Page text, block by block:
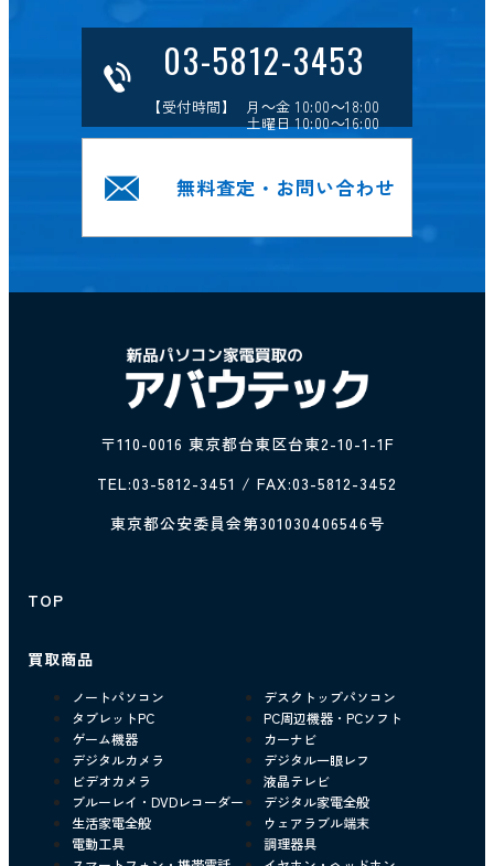
03-5812-3453
【受付時間】 月～金 10:00～18:00
土曜日 10:00～16:00
無料査定・お問い合わせ
〒110-0016 東京都台東区台東2-10-1-1F
TEL:03-5812-3451 / FAX:03-5812-3452
東京都公安委員会第301030406546号
TOP
買取商品
ノートパソコン
デスクトップパソコン
タブレットPC
PC周辺機器・PCソフト
ゲーム機器
カーナビ
デジタルカメラ
デジタル一眼レフ
ビデオカメラ
液晶テレビ
ブルーレイ・DVDレコーダー
デジタル家電全般
生活家電全般
ウェアラブル端末
電動工具
調理器具